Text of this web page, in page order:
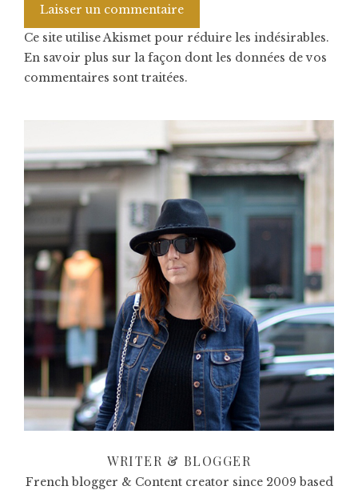
Ce site utilise Akismet pour réduire les indésirables.
En savoir plus sur la façon dont les données de vos
commentaires sont traitées.
WRITER & BLOGGER
French blogger & Content creator since 2009 based